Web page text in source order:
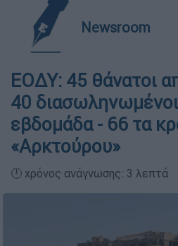
Newsroom
ΕΟΔΥ: 45 θάνατοι
40
εβδομάδα - 66 τα
«Αρκτούρου»
🕛 χρόνος ανάγνωσης: 3 λεπτά